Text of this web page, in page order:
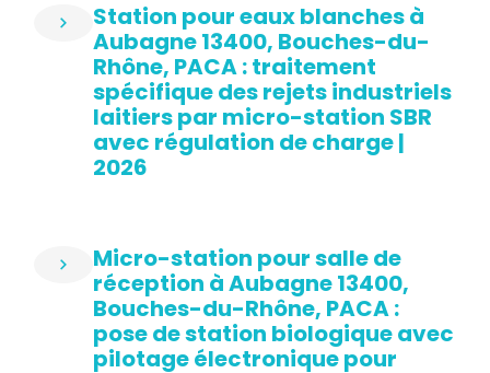
Station pour eaux blanches à
Aubagne 13400, Bouches-du-
Rhône, PACA : traitement
spécifique des rejets industriels
laitiers par micro-station SBR
avec régulation de charge |
2026
Micro-station pour salle de
réception à Aubagne 13400,
Bouches-du-Rhône, PACA :
pose de station biologique avec
pilotage électronique pour